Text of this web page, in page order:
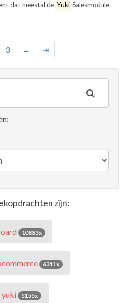
dat meestal de Yuki Salesmodule
3 → ⇥
zijn:
10883x
6341x
yuki 5155x